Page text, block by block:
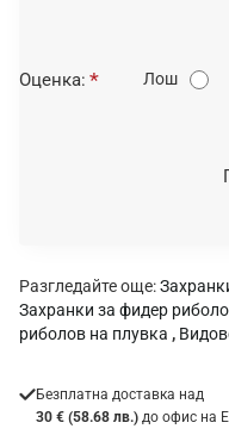
О
Оценка: Лош
Разгледайте още:
Захранки за фидер
риболов на плувка ,
Безплатна доставка над
30 € (58.68 лв.) до офис на